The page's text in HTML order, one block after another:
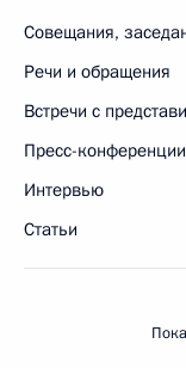
Совещания,
Речи и обращения
Встречи с
Пресс-конференции
Интервью
Статьи